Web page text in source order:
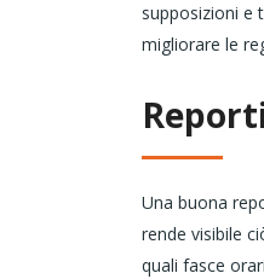
supposizioni e
migliorare le
Una buona
rende visibile
quali fasce